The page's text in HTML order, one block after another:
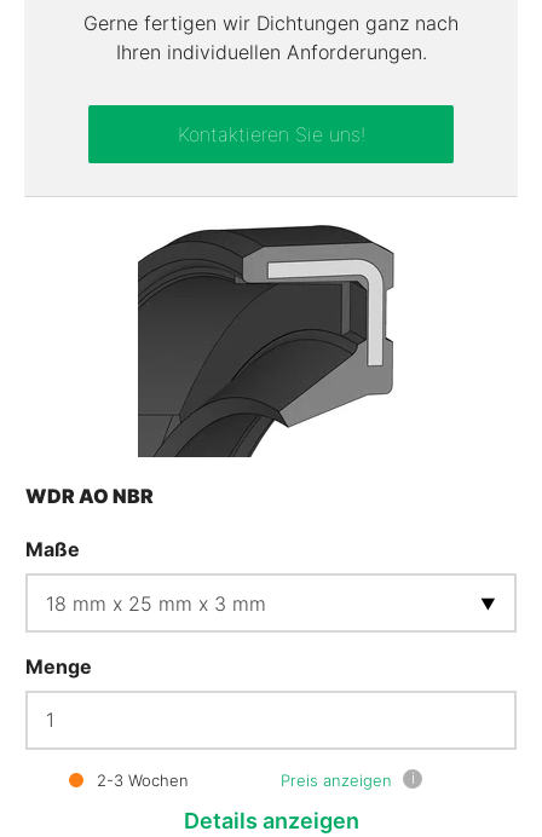
Gerne fertigen wir Dichtungen ganz nach
Ihren individuellen Anforderungen.
Kontaktieren Sie uns!
WDR AO NBR
Maße
Menge
Preis anzeigen i
2-3 Wochen
Details anzeigen